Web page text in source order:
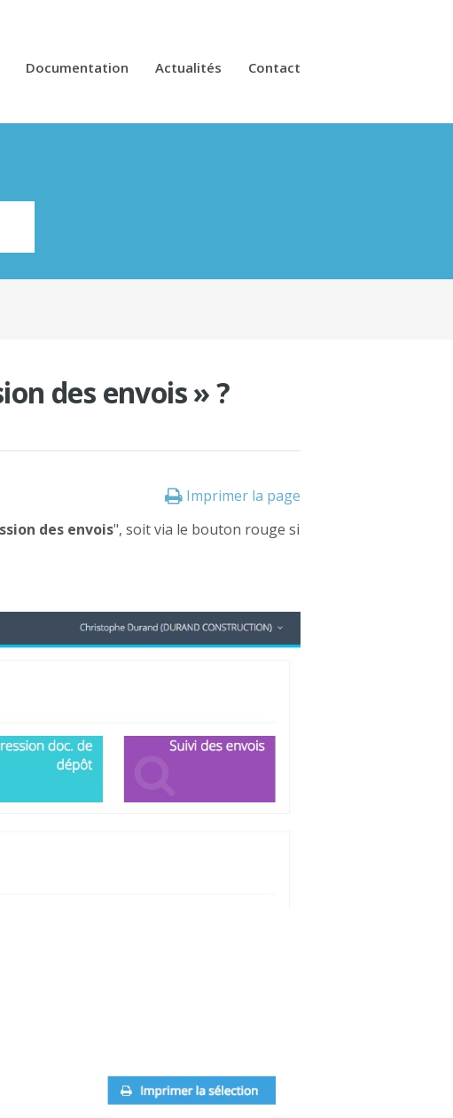
Documentation Actualités Contact
des envois » ?
Imprimer la page
des envois", soit via le bouton rouge si